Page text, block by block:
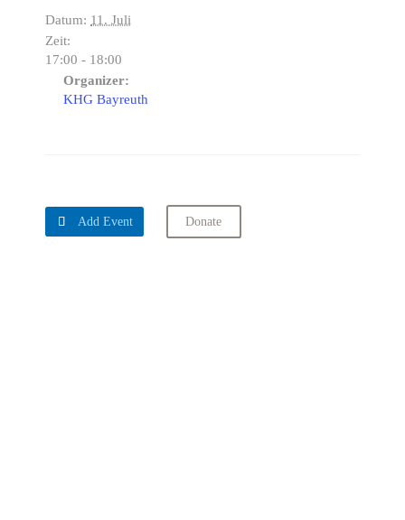
Datum: 11. Juli
Zeit:
17:00 - 18:00
Organizer:
KHG Bayreuth
 Add Event Donate